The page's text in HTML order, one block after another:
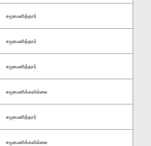
சமூகமளித்தார்
சமூகமளித்தார்
சமூகமளித்தார்
சமூகமளிக்கவில்லை
சமூகமளித்தார்
சமூகமளிக்கவில்லை